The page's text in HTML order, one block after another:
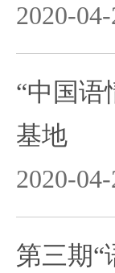
2020-
“中国语
基地
2020-
第三期“